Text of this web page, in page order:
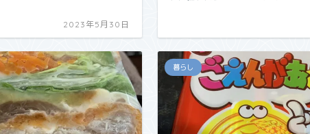
2023年5月30日
暮らし